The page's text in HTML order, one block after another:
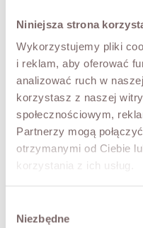
Niniejsza strona
Wykorzystujemy pliki
i reklam, aby oferować
analizować ruch w
korzystasz z naszej
społecznościowym,
Partnerzy mogą
otrzymanymi od Ciebie
korzystania z ich usług.
zgody
Niezbędne
NOWOŚĆ!
Elegancki i
jakości bawełny, który
funkcjonalność. Lekko
dzięki któremu
zapinany kołnierz,
klasycznie rozłożony
charakteru. To